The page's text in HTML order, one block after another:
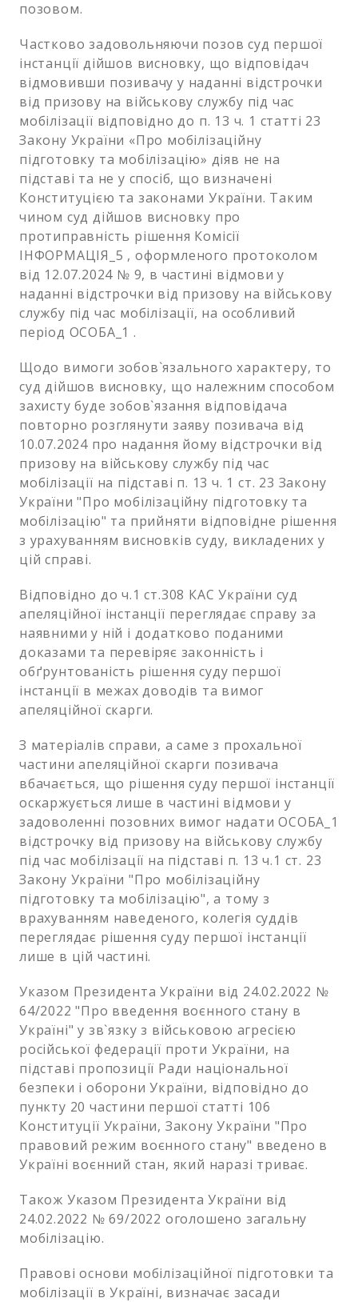
позовом.
Частково задовольняючи позов суд першої
інстанції дійшов висновку, що відповідач
відмовивши позивачу у наданні відстрочки
від призову на військову службу під час
мобілізації відповідно до п. 13 ч. 1 статті 23
Закону України «Про мобілізаційну
підготовку та мобілізацію» діяв не на
підставі та не у спосіб, що визначені
Конституцією та законами України. Таким
чином суд дійшов висновку про
протиправність рішення Комісії
ІНФОРМАЦІЯ_5 , оформленого протоколом
від 12.07.2024 № 9, в частині відмови у
наданні відстрочки від призову на військову
службу під час мобілізації, на особливий
період ОСОБА_1 .
Щодо вимоги зобов`язального характеру, то
суд дійшов висновку, що належним способом
захисту буде зобов`язання відповідача
повторно розглянути заяву позивача від
10.07.2024 про надання йому відстрочки від
призову на військову службу під час
мобілізації на підставі п. 13 ч. 1 ст. 23 Закону
України "Про мобілізаційну підготовку та
мобілізацію" та прийняти відповідне рішення
з урахуванням висновків суду, викладених у
цій справі.
Відповідно до ч.1 ст.308 КАС України суд
апеляційної інстанції переглядає справу за
наявними у ній і додатково поданими
доказами та перевіряє законність і
обґрунтованість рішення суду першої
інстанції в межах доводів та вимог
апеляційної скарги.
З матеріалів справи, а саме з прохальної
частини апеляційної скарги позивача
вбачається, що рішення суду першої інстанції
оскаржується лише в частині відмови у
задоволенні позовних вимог надати ОСОБА_1
відстрочку від призову на військову службу
під час мобілізації на підставі п. 13 ч.1 ст. 23
Закону України "Про мобілізаційну
підготовку та мобілізацію", а тому з
врахуванням наведеного, колегія суддів
переглядає рішення суду першої інстанції
лише в цій частині.
Указом Президента України від 24.02.2022 №
64/2022 "Про введення воєнного стану в
Україні" у зв`язку з військовою агресією
російської федерації проти України, на
підставі пропозиції Ради національної
безпеки і оборони України, відповідно до
пункту 20 частини першої статті 106
Конституції України, Закону України "Про
правовий режим воєнного стану" введено в
Україні воєнний стан, який наразі триває.
Також Указом Президента України від
24.02.2022 № 69/2022 оголошено загальну
мобілізацію.
Правові основи мобілізаційної підготовки та
мобілізації в Україні, визначає засади